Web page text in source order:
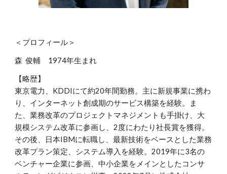
＜プロフィール＞
森 俊輔 1974年生まれ
【略歴】
東京電力、KDDIにて約20年間勤務。主に新規事業に携わ
り、インターネット創成期のサービス構築を経験。ま
た、業務改革のプロジェクトマネジメントも手掛け、大
規模システム改革に参画し、2度にわたり社長賞を獲得。
その後、日本IBMに転職し、最新技術をベースとした業務
改革プラン策定、システム導入を経験。2019年に3名の
ベンチャー企業に参画、中小企業をメインとしたコンサ